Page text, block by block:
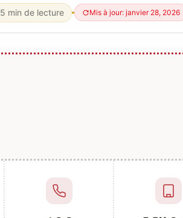
5 min de lecture Mis à jour: janvier 28, 2026